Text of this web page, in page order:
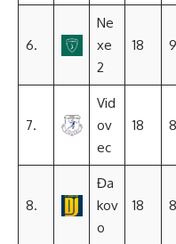
6.
Ne
xe
2
18 9
7.
Vid
ov
ec
18 8
8.
Đa
kov
o
18 8